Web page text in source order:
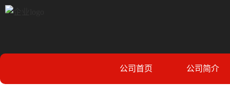
公司首页 公司简介